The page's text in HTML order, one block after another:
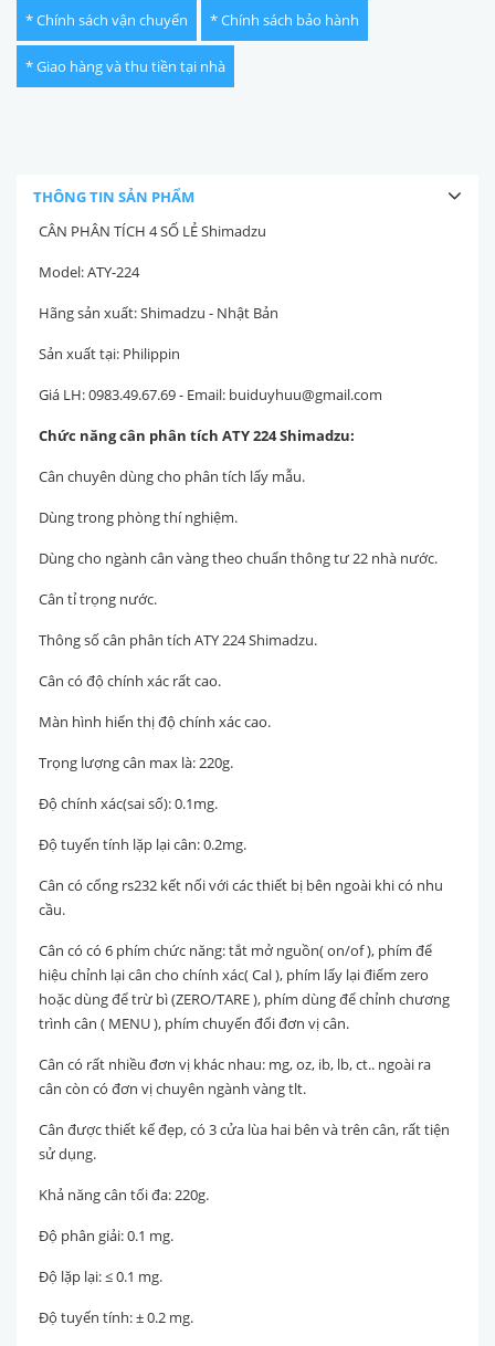
* Chính sách vận chuyển * Chính sách bảo hành
* Giao hàng và thu tiền tại nhà
THÔNG TIN SẢN PHẨM
CÂN PHÂN TÍCH 4 SỐ LẺ Shimadzu
Model: ATY-224
Hãng sản xuất: Shimadzu - Nhật Bản
Sản xuất tại: Philippin
Giá LH: 0983.49.67.69 - Email: buiduyhuu@gmail.com
Chức năng cân phân tích ATY 224 Shimadzu:
Cân chuyên dùng cho phân tích lấy mẫu.
Dùng trong phòng thí nghiệm.
Dùng cho ngành cân vàng theo chuẩn thông tư 22 nhà nước.
Cân tỉ trọng nước.
Thông số cân phân tích ATY 224 Shimadzu.
Cân có độ chính xác rất cao.
Màn hình hiển thị độ chính xác cao.
Trọng lượng cân max là: 220g.
Độ chính xác(sai số): 0.1mg.
Độ tuyến tính lặp lại cân: 0.2mg.
Cân có cổng rs232 kết nối với các thiết bị bên ngoài khi có nhu
cầu.
Cân có có 6 phím chức năng: tắt mở nguồn( on/of ), phím để
hiệu chỉnh lại cân cho chính xác( Cal ), phím lấy lại điểm zero
hoặc dùng để trừ bì (ZERO/TARE ), phím dùng để chỉnh chương
trình cân ( MENU ), phím chuyển đổi đơn vị cân.
Cân có rất nhiều đơn vị khác nhau: mg, oz, ib, lb, ct.. ngoài ra
cân còn có đơn vị chuyên ngành vàng tlt.
Cân được thiết kế đẹp, có 3 cửa lùa hai bên và trên cân, rất tiện
sử dụng.
Khả năng cân tối đa: 220g.
Độ phân giải: 0.1 mg.
Độ lặp lại: ≤ 0.1 mg.
Độ tuyến tính: ± 0.2 mg.